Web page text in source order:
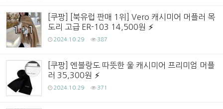
[쿠팡] [북유럽 판매 1위] Vero 캐시미어 머플러 목
도리 고급 ER-103 14,500원
2024.10.29 387
[쿠팡] 엔블랑도 따뜻한 울 캐시미어 프리미엄 머플
러 35,300원
2024.10.29 371